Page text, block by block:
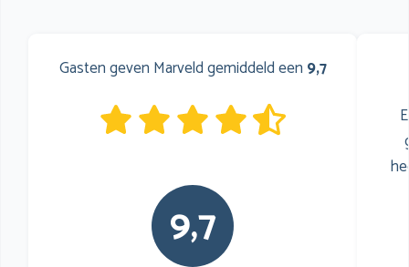
Gasten geven Marveld gemiddeld een 9,7
9,7